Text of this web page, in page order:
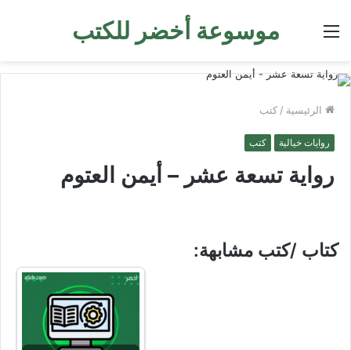
موسوعة أخضر للكتب القائمة
الرئيسية / كتب
روايات خيالية كتب
رواية تسعة عشر – أيمن العتوم
كتاب /كتب مشابهة: